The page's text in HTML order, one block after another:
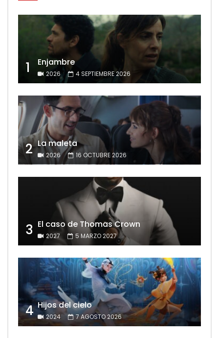
1 Enjambre
2026 4 SEPTIEMBRE 2026
2 La maleta
2026 16 OCTUBRE 2026
3 El caso de Thomas Crown
2027 5 MARZO 2027
4 Hijos del cielo
2024 7 AGOSTO 2026